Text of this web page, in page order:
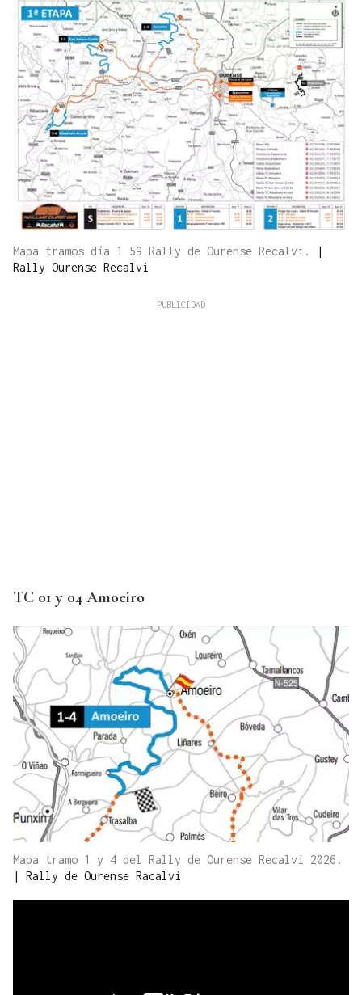
Mapa tramos día 1 59 Rally de Ourense Recalvi.
|
Rally Ourense Recalvi
TC 01 y 04 Amoeiro
Mapa tramo 1 y 4 del Rally de Ourense Recalvi 2026.
Rally de Ourense Racalvi